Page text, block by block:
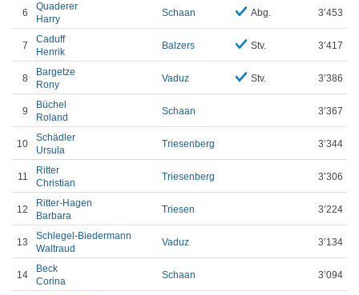
6
Quaderer
Harry
Schaan Abg. 3’453
7
Caduff
Henrik
Balzers Stv. 3’417
8
Bargetze
Rony
Vaduz Stv. 3’386
9
Büchel
Roland
Schaan 3’367
10
Schädler
Ursula
Triesenberg 3’344
11
Ritter
Christian
Triesenberg 3’306
12
Ritter-Hagen
Barbara
Triesen 3’224
13
Schlegel-Biedermann
Waltraud
Vaduz 3’134
14
Beck
Corina
Schaan 3’094